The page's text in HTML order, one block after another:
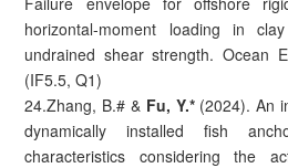
horizontal-moment loading in
undrained shear strength. Ocean
(IF5.5, Q1)
24.Zhang, B.# & Fu, Y.*(2024). An
dynamically installed fish
characteristics considering the